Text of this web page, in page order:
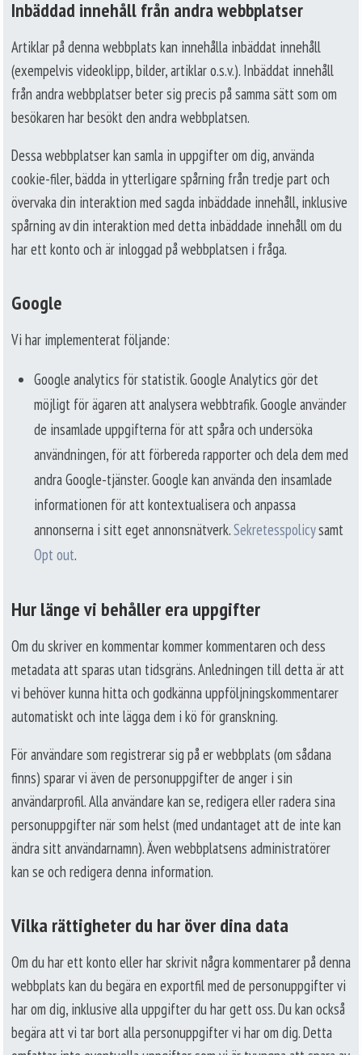
Inbäddad innehåll från andra webbplatser
Artiklar på denna webbplats kan innehålla inbäddat innehåll
(exempelvis videoklipp, bilder, artiklar o.s.v.). Inbäddat innehåll
från andra webbplatser beter sig precis på samma sätt som om
besökaren har besökt den andra webbplatsen.
Dessa webbplatser kan samla in uppgifter om dig, använda
cookie-filer, bädda in ytterligare spårning från tredje part och
övervaka din interaktion med sagda inbäddade innehåll, inklusive
spårning av din interaktion med detta inbäddade innehåll om du
har ett konto och är inloggad på webbplatsen i fråga.
Google
Vi har implementerat följande:
Google analytics för statistik. Google Analytics gör det
möjligt för ägaren att analysera webbtrafik. Google använder
de insamlade uppgifterna för att spåra och undersöka
användningen, för att förbereda rapporter och dela dem med
andra Google-tjänster. Google kan använda den insamlade
informationen för att kontextualisera och anpassa
annonserna i sitt eget annonsnätverk.Sekretesspolicysamt
Opt out.
Hur länge vi behåller era uppgifter
Om du skriver en kommentar kommer kommentaren och dess
metadata att sparas utan tidsgräns. Anledningen till detta är att
vi behöver kunna hitta och godkänna uppföljningskommentarer
automatiskt och inte lägga dem i kö för granskning.
För användare som registrerar sig på er webbplats (om sådana
finns) sparar vi även de personuppgifter de anger i sin
användarprofil. Alla användare kan se, redigera eller radera sina
personuppgifter när som helst (med undantaget att de inte kan
ändra sitt användarnamn). Även webbplatsens administratörer
kan se och redigera denna information.
Vilka rättigheter du har över dina data
Om du har ett konto eller har skrivit några kommentarer på denna
webbplats kan du begära en exportfil med de personuppgifter vi
har om dig, inklusive alla uppgifter du har gett oss. Du kan också
begära att vi tar bort alla personuppgifter vi har om dig. Detta